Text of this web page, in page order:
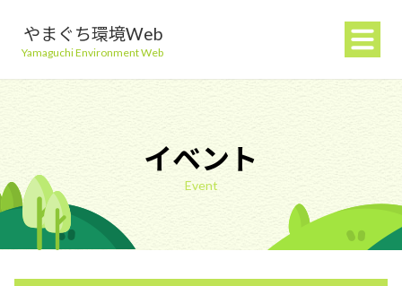
やまぐち環境Web
Yamaguchi Environment Web
地球温暖化を防ぐ
ごみを減らす
イベント
Event